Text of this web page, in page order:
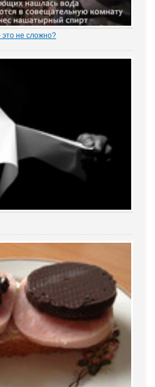
это не сложно?
всерьез задуматься: кто же отвечает
просто уникальные...